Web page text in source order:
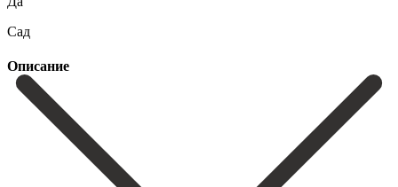
Сад
Описание